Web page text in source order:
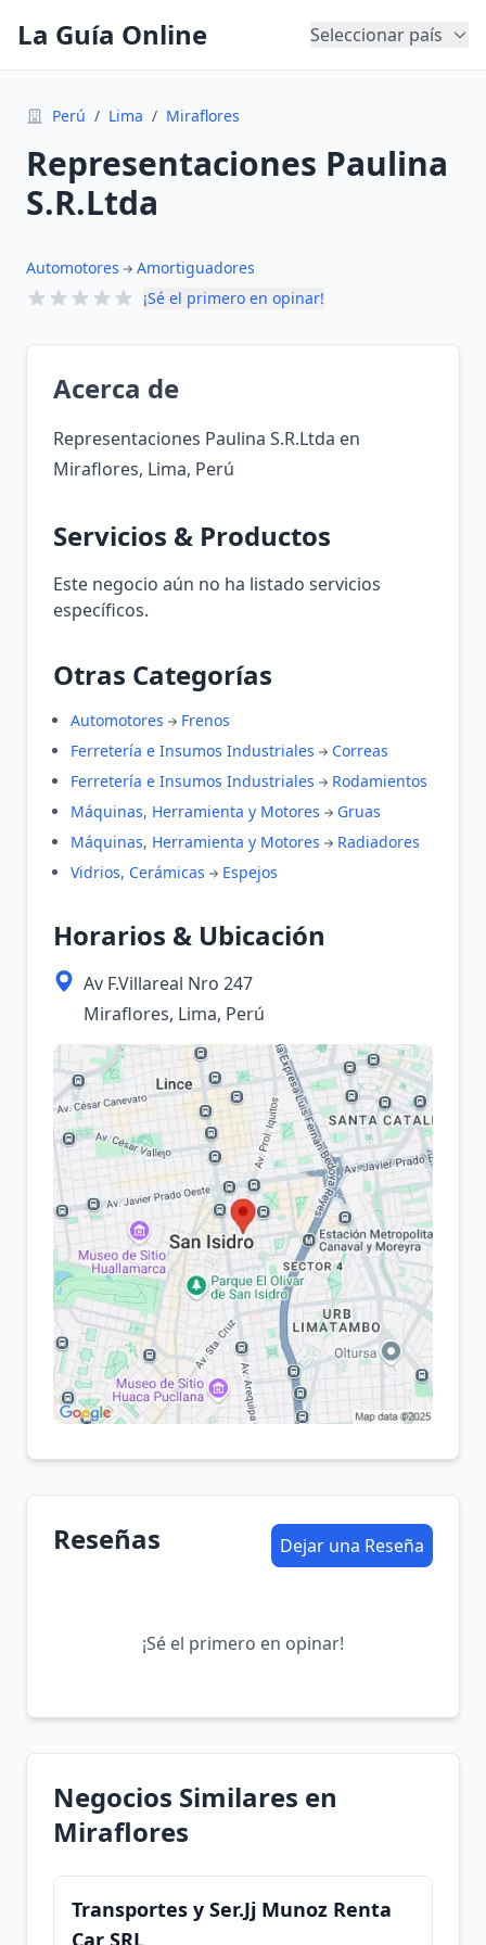
La Guía Online Seleccionar país
Perú / Lima / Miraflores
Representaciones Paulina
S.R.Ltda
Automotores
Amortiguadores
¡Sé el primero en opinar!
Acerca de
Representaciones Paulina S.R.Ltda en
Miraflores, Lima, Perú
Servicios & Productos
Este negocio aún no ha listado servicios
específicos.
Otras Categorías
Automotores
Frenos
Ferretería e Insumos Industriales
Correas
Ferretería e Insumos Industriales
Rodamientos
Máquinas, Herramienta y Motores
Gruas
Máquinas, Herramienta y Motores
Radiadores
Vidrios, Cerámicas
Espejos
Horarios & Ubicación
Av F.Villareal Nro 247
Miraflores, Lima, Perú
Reseñas Dejar una Reseña
¡Sé el primero en opinar!
Negocios Similares en
Miraflores
Transportes y Ser.Jj Munoz Renta
Car SRL